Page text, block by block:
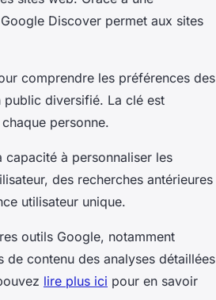
Discover permet aux sites
comprendre les préférences des
public diversifié. La clé est
personne.
à personnaliser les
des recherches antérieures
utilisateur unique.
outils Google, notamment
contenu des analyses détaillées
lire plus ici pour en savoir